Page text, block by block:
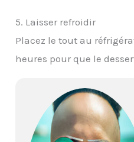
5. Laisser refroidir
Placez le tout au
heures pour que le